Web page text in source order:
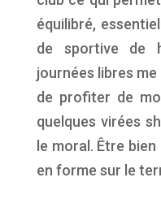
équilibré,
de sportive de
journées libres
de profiter de
quelques virées
le moral. Être
en forme sur le